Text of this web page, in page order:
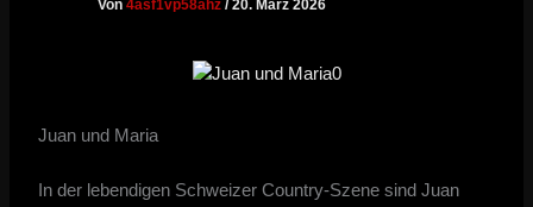
Von 4asf1vp58ahz /20. März 2026
Juan und Maria
In der lebendigen Schweizer Country-Szene sind Juan